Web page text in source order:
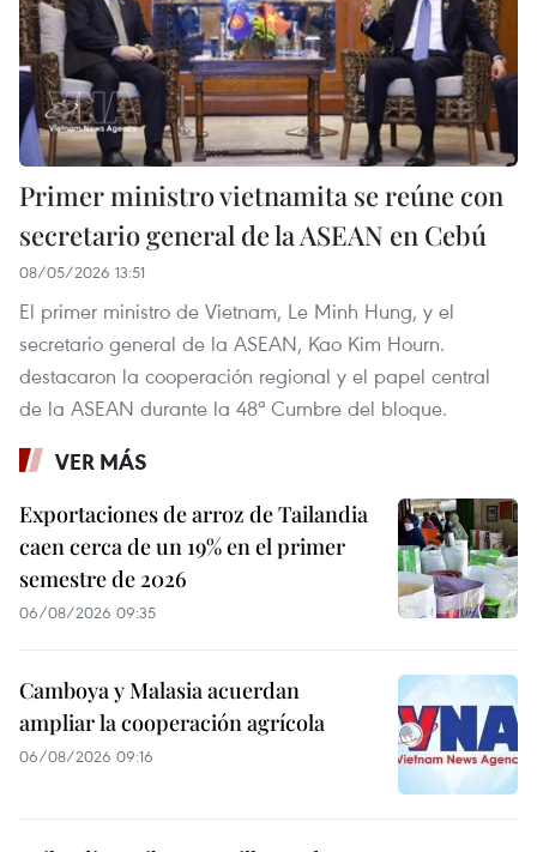
Primer ministro vietnamita se reúne con
secretario general de la ASEAN en Cebú
08/05/2026 13:51
El primer ministro de Vietnam, Le Minh Hung, y el
secretario general de la ASEAN, Kao Kim Hourn.
destacaron la cooperación regional y el papel central
de la ASEAN durante la 48ª Cumbre del bloque.
VER MÁS
Exportaciones de arroz de Tailandia
caen cerca de un 19% en el primer
semestre de 2026
06/08/2026 09:35
Camboya y Malasia acuerdan
ampliar la cooperación agrícola
06/08/2026 09:16